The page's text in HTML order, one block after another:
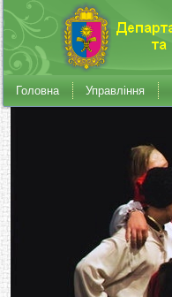
Головна Управління